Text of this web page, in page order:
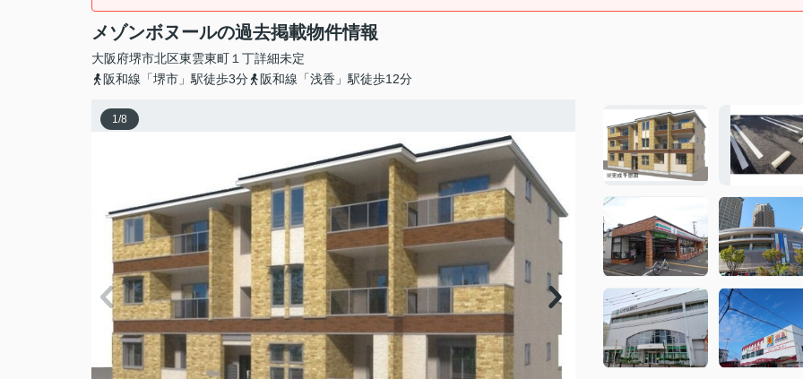
メゾンボヌールの過去掲載物件情報
大阪府堺市北区東雲東町 １丁詳細未定
阪和線「堺市」駅徒歩3分
阪和線「浅香」駅徒歩12分
1/8